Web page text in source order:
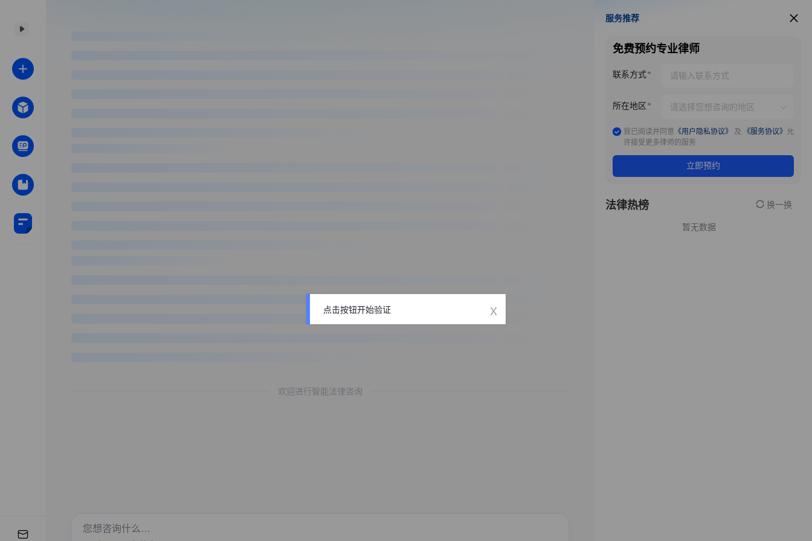
欢迎进行智能法律咨询
服务推荐
服务推荐
免费预约专业律师
联系方式
所在地区
我已阅读并同意 《用户隐私协议》 及 《服务协议》 允
许接受更多律师的服务
立即预约
法律热榜 换一换
暂无数据
点击按钮开始验证 x